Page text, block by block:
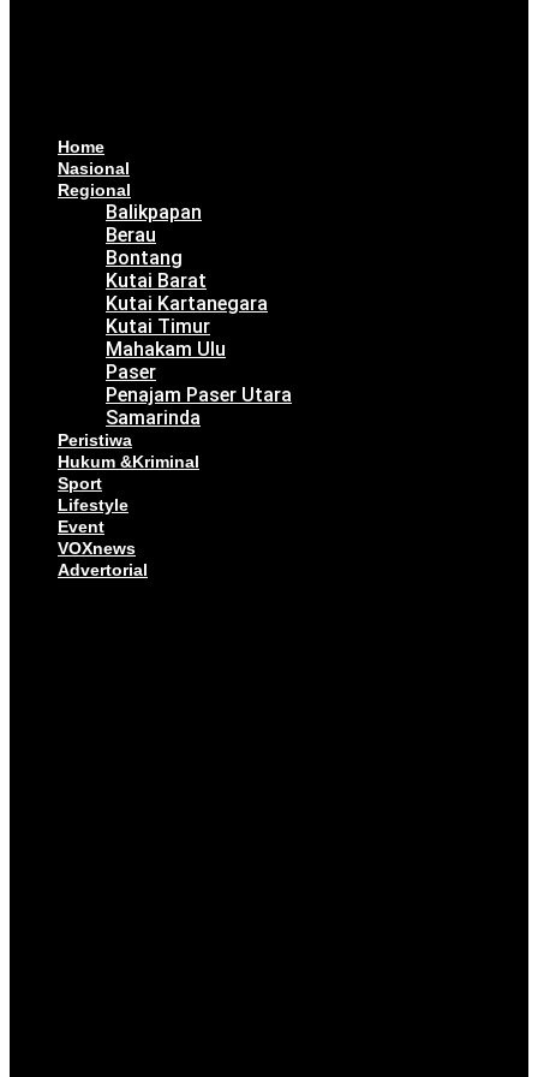
Home
Nasional
Regional
Balikpapan
Berau
Bontang
Kutai Barat
Kutai Kartanegara
Kutai Timur
Mahakam Ulu
Paser
Penajam Paser Utara
Samarinda
Peristiwa
Hukum &Kriminal
Sport
Lifestyle
Event
VOXnews
Advertorial